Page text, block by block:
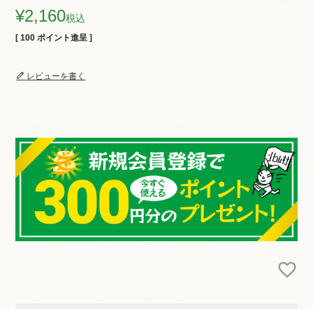
¥2,160税込
[ 100 ポイント進呈 ]
レビューを書く